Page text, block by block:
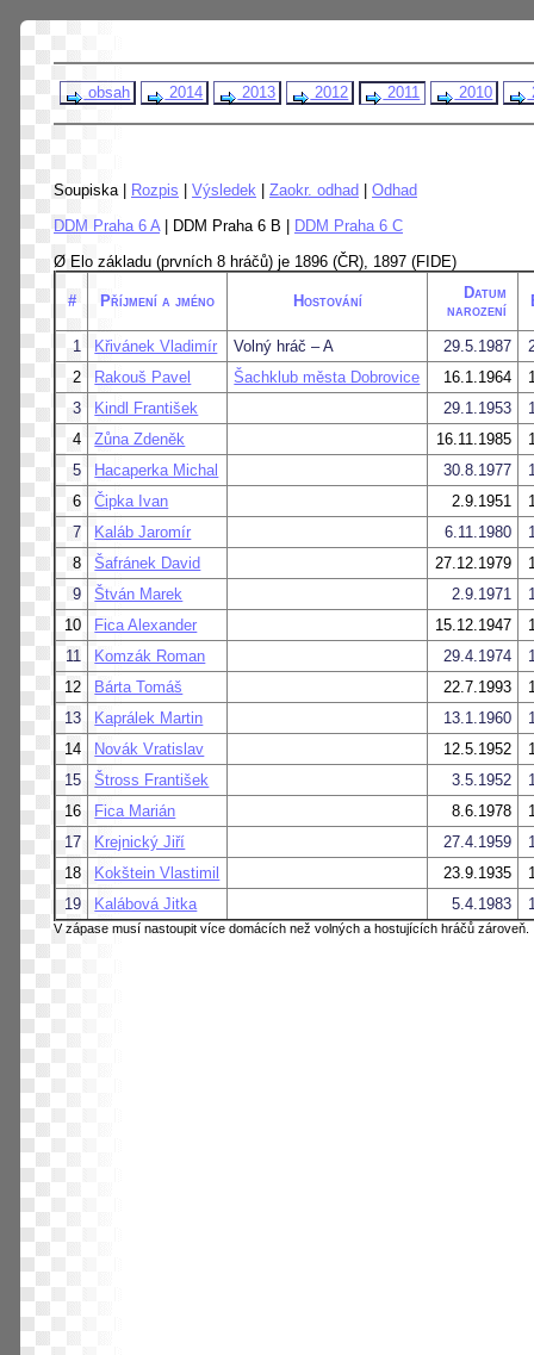
obsah 2014 2013 2012 2011 2010
Soupiska | Rozpis Výsledek Zaokr. odhad
Odhad
DDM Praha 6 A | DDM Praha 6 B |
DDM Praha 6 C
Ø Elo základu (prvních 8 hráčů) je 1896 (ČR), 1897 (FIDE)
# Příjmení a jméno Hostování
Datum
narození
1 Křivánek Vladimír Volný hráč – A 29.5.1987
2
Rakouš Pavel Šachklub města Dobrovice 16.1.1964
3
Kindl František 29.1.1953
4
Zůna Zdeněk 16.11.1985
5
Hacaperka Michal 30.8.1977
6
Čipka Ivan 2.9.1951
7
Kaláb Jaromír 6.11.1980
8
Šafránek David 27.12.1979
9
Štván Marek 2.9.1971
10
Fica Alexander 15.12.1947
11
Komzák Roman 29.4.1974
12
Bárta Tomáš 22.7.1993
13
Kaprálek Martin 13.1.1960
14
Novák Vratislav 12.5.1952
15
Štross František 3.5.1952
16
Fica Marián 8.6.1978
17
Krejnický Jiří 27.4.1959
18
Kokštein Vlastimil 23.9.1935
19
Kalábová Jitka 5.4.1983
V zápase musí nastoupit více domácích než volných a hostujících hráčů zároveň.